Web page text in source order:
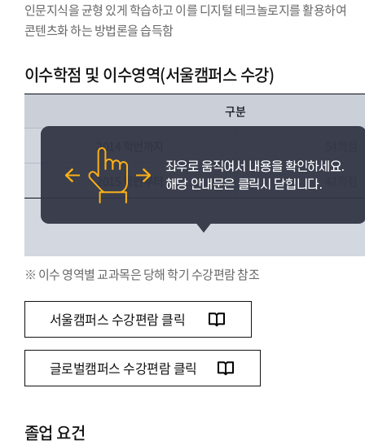
인문지식을 균형 있게 학습하고 이를 디지털 테크놀로지를 활용하여
콘텐츠화 하는 방법론을 습득함
이수학점 및 이수영역(서울캠퍼스 수강)
구분
2014 학번까지
2015 학번부터
※ 이수 영역별 교과목은 당해 학기 수강편람 참조
서울캠퍼스 수강편람 클릭
글로벌캠퍼스 수강편람 클릭
졸업 요건